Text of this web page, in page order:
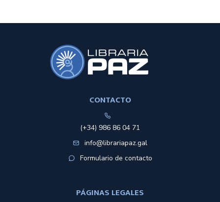
CONTACTO
(+34) 986 86 04 71
info@librariapaz.gal
Formulario de contacto
PÁGINAS LEGALES